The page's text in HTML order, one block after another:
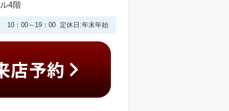
4階
10：00～19：00 定休日:年末年始